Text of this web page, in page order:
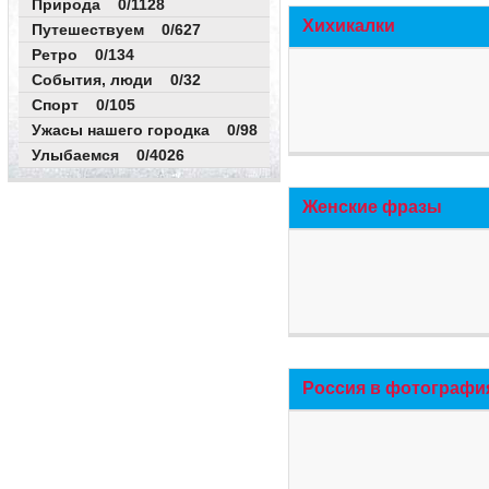
Природа 0/1128
Путешествуем 0/627
Ретро 0/134
События, люди 0/32
Спорт 0/105
Ужасы нашего городка 0/98
Улыбаемся 0/4026
Хихикалки
Женские фразы
Россия в